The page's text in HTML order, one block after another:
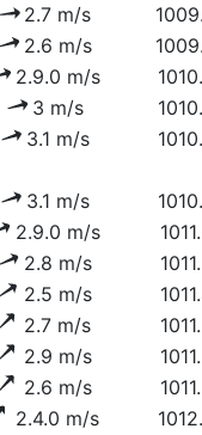
2.7 m/s
2.6 m/s
2.9.0 m/s
3 m/s
3.1 m/s
3.1 m/s
2.9.0 m/s
2.8 m/s
2.5 m/s
2.7 m/s
2.9 m/s
2.6 m/s
2.4.0 m/s